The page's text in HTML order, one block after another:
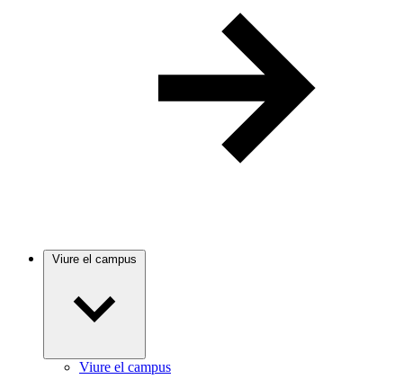
Viure el campus
Viure el campus